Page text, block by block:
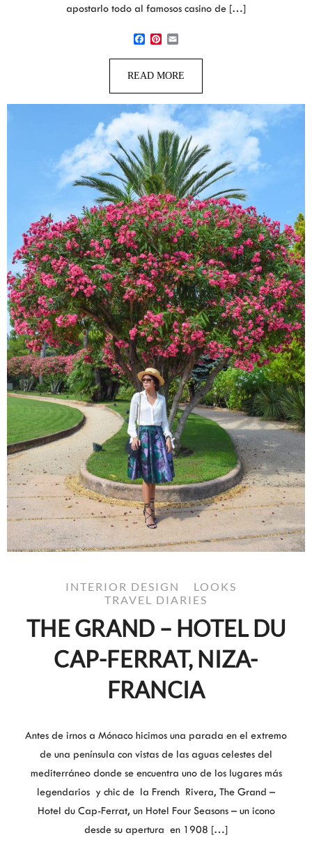
apostarlo todo al famosos casino de […]
READ MORE
INTERIOR DESIGN
LOOKS
TRAVEL DIARIES
THE GRAND – HOTEL DU
CAP-FERRAT, NIZA-
FRANCIA
Antes de irnos a Mónaco hicimos una parada en el extremo
de una península con vistas de las aguas celestes del
mediterráneo donde se encuentra uno de los lugares más
legendarios y chic de la French Rivera, The Grand –
Hotel du Cap-Ferrat, un Hotel Four Seasons – un icono
desde su apertura en 1908 […]